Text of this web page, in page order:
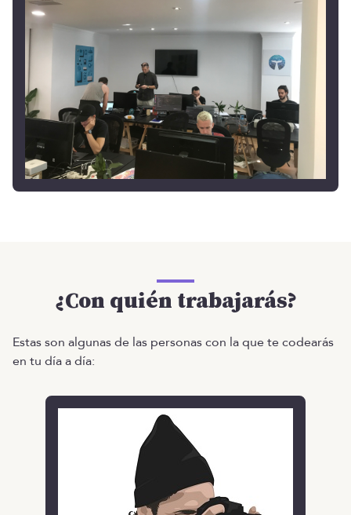
¿Con quién trabajarás?
Estas son algunas de las personas con la que te codearás
en tu día a día: